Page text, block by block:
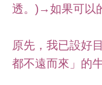
透。)→如果可以
原先，我已設好
都不遠而來」的